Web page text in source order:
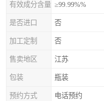
有效成分含量 ≥99.99%%
是否进口 否
加工定制 否
售卖地区 江苏
包装 瓶装
预约方式 电话预约